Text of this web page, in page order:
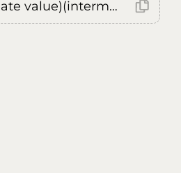
Error: (intermediate value)(intermediate value)(intermediate value).replaceAll is not a function